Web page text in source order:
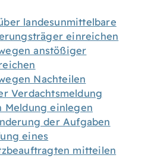
landesunmittelbare
einreichen
anstößiger
Nachteilen
Verdachtsmeldung
Meldung einlegen
der Aufgaben
eines
mitteilen